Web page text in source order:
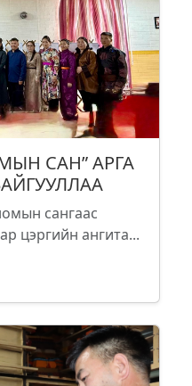
САН” АРГА
сангаас
цэргийн ангита...